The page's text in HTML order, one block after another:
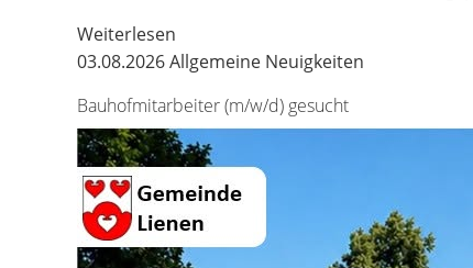
Weiterlesen
03.08.2026Allgemeine Neuigkeiten
Bauhofmitarbeiter (m/w/d) gesucht